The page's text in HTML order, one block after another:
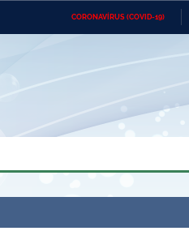
CORONAVÍRUS (COVID-19)
Ministério do Desenvolvimento
Regional
Advocacia-Geral da União